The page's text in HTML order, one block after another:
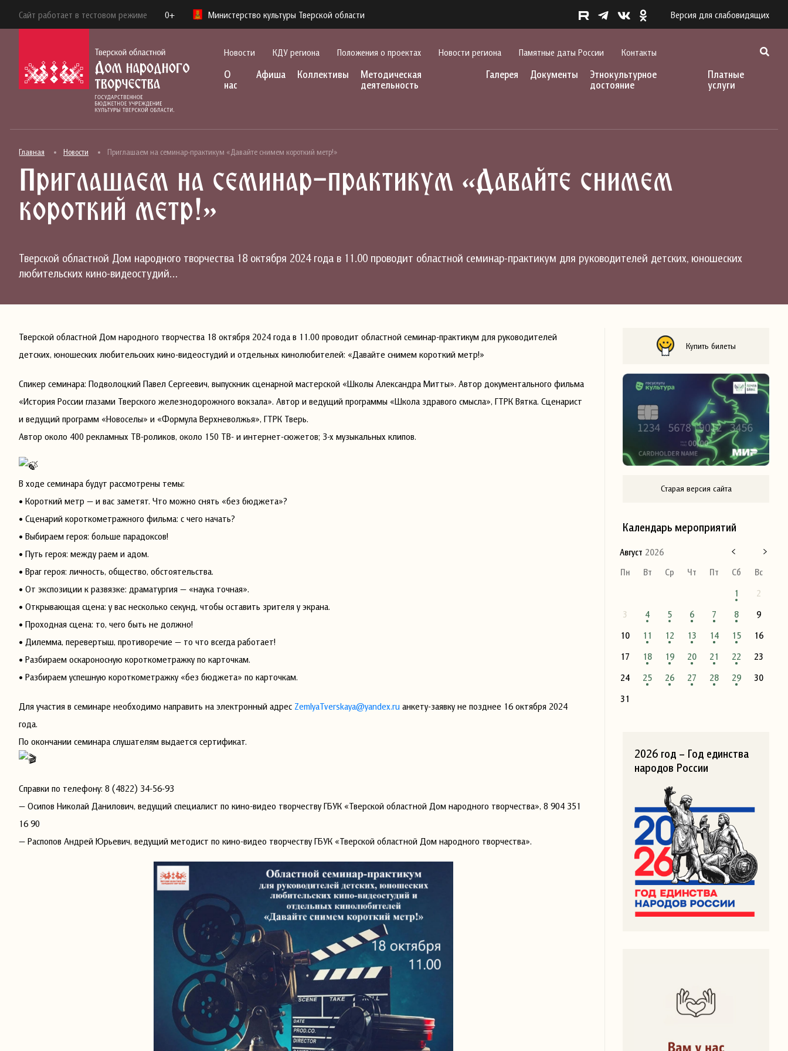
Сайт работает в тестовом режиме 0+ Министерство культуры Тверской области Версия для слабовидящих
Новости КДУ региона Положения о проектах Новости региона Памятные даты России Контакты
О
нас
Афиша Коллективы
Методическая
деятельность
Галерея Документы
Этнокультурное
достояние
Платные
услуги
Главная Новости Приглашаем на семинар-практикум «Давайте снимем короткий метр!»
Приглашаем на семинар-практикум «Давайте снимем
короткий метр!»
Тверской областной Дом народного творчества 18 октября 2024 года в 11.00 проводит областной семинар-практикум для руководителей детских, юношеских
любительских кино-видеостудий…
Тверской областной Дом народного творчества 18 октября 2024 года в 11.00 проводит областной семинар-практикум для руководителей
детских, юношеских любительских кино-видеостудий и отдельных кинолюбителей: «Давайте снимем короткий метр!»
Спикер семинара: Подволоцкий Павел Сергеевич, выпускник сценарной мастерской «Школы Александра Митты». Автор документального фильма
«История России глазами Тверского железнодорожного вокзала». Автор и ведущий программы «Школа здравого смысла», ГТРК Вятка. Сценарист
и ведущий программ «Новоселы» и «Формула Верхневолжья», ГТРК Тверь.
Автор около 400 рекламных ТВ-роликов, около 150 ТВ- и интернет-сюжетов; 3-х музыкальных клипов.
В ходе семинара будут рассмотрены темы:
• Короткий метр — и вас заметят. Что можно снять «без бюджета»?
• Сценарий короткометражного фильма: с чего начать?
• Выбираем героя: больше парадоксов!
• Путь героя: между раем и адом.
• Враг героя: личность, общество, обстоятельства.
• От экспозиции к развязке: драматургия — «наука точная».
• Открывающая сцена: у вас несколько секунд, чтобы оставить зрителя у экрана.
• Проходная сцена: то, чего быть не должно!
• Дилемма, перевертыш, противоречие — то что всегда работает!
• Разбираем оскароносную короткометражку по карточкам.
• Разбираем успешную короткометражку «без бюджета» по карточкам.
Для участия в семинаре необходимо направить на электронный адрес ZemlyaTverskaya@yandex.ru анкету-заявку не позднее 16 октября 2024
года.
По окончании семинара слушателям выдается сертификат.
Справки по телефону: 8 (4822) 34-56-93
— Осипов Николай Данилович, ведущий специалист по кино-видео творчеству ГБУК «Тверской областной Дом народного творчества», 8 904 351
16 90
— Распопов Андрей Юрьевич, ведущий методист по кино-видео творчеству ГБУК «Тверской областной Дом народного творчества».
Купить билеты
Старая версия сайта
Календарь мероприятий
Август 2026
Пн
Вт Ср Чт Пт Сб
Вс
1
2
3
4 5 6 7 8
9
10
11 12 13 14 15
16
17
18 19 20 21 22
23
24
25 26 27 28 29
30
31
2026 год – Год единства
народов России